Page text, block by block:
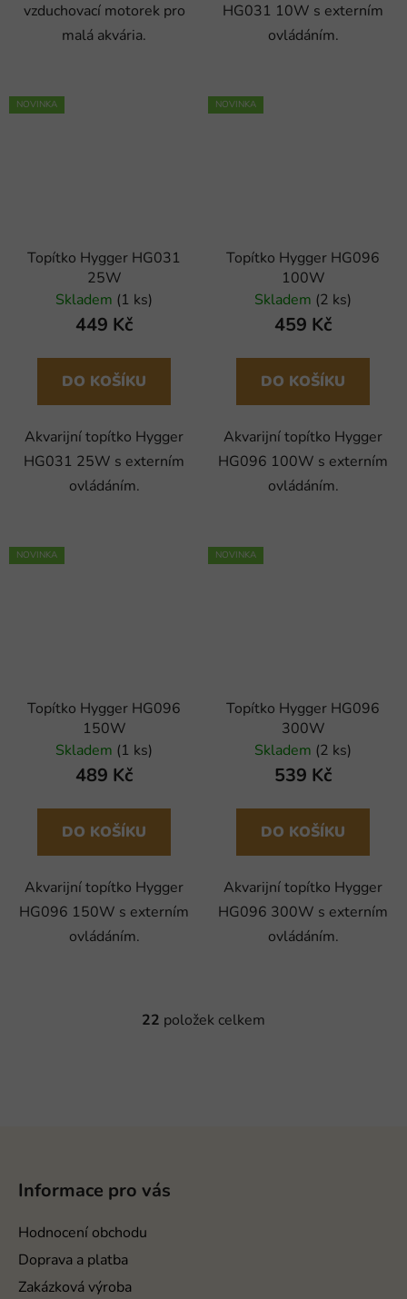
vzduchovací motorek pro
malá akvária.
HG031 10W s externím
ovládáním.
NOVINKA
Topítko Hygger HG031
25W
Skladem (1 ks)
449 Kč
DO KOŠÍKU
Akvarijní topítko Hygger
HG031 25W s externím
ovládáním.
NOVINKA
Topítko Hygger HG096
100W
Skladem (2 ks)
459 Kč
DO KOŠÍKU
Akvarijní topítko Hygger
HG096 100W s externím
ovládáním.
NOVINKA
Topítko Hygger HG096
150W
Skladem (1 ks)
489 Kč
DO KOŠÍKU
Akvarijní topítko Hygger
HG096 150W s externím
ovládáním.
NOVINKA
Topítko Hygger HG096
300W
Skladem (2 ks)
539 Kč
DO KOŠÍKU
Akvarijní topítko Hygger
HG096 300W s externím
ovládáním.
O
22 položek celkem
Informace pro vás
Hodnocení obchodu
Doprava a platba
Zakázková výroba